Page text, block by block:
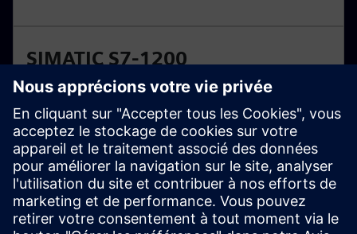
SIMATIC S7-1200
Les contrôleurs de base constituent le choix judicieux
pour les solutions d'automatisation compactes dotées
de fonctions technologiques et de communication
intégrées. Les manettes SIMATIC S7-1200 sont
disponibles en version standard et en version à
sécurité intégrée.